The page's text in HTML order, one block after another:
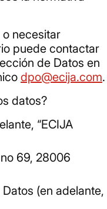
necesitar
puede contactar
de Datos en
dpo@ecija.com.
datos?
“ECIJA
69, 28006
(en adelante,